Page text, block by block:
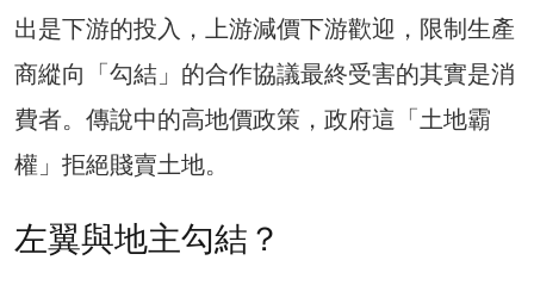
出是下游的投入，上游減價下游歡迎，限制生產
商縱向「勾結」的合作協議最終受害的其實是消
費者。傳說中的高地價政策，政府這「土地霸
權」拒絕賤賣土地。
左翼與地主勾結？